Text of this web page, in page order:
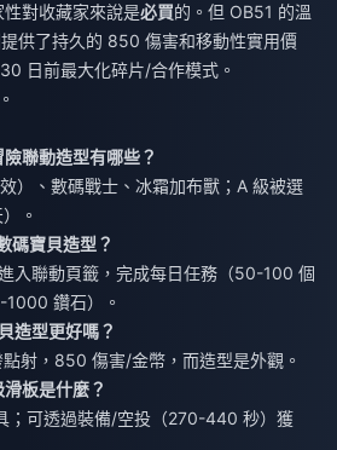
對收藏家來說是必買的。但 OB51 的溫
供了持久的 850 傷害和移動性實用價
日前最大化碎片/合作模式。
聯動造型有哪些？
）、數碼戰士、冰霜加布獸；A 級被選
。
碼寶貝造型？
入聯動頁籤，完成每日任務（50-100 個
鑽石）。
造型更好嗎？
射，850 傷害/金幣，而造型是外觀。
板是什麼？
；可透過裝備/空投（270-440 秒）獲